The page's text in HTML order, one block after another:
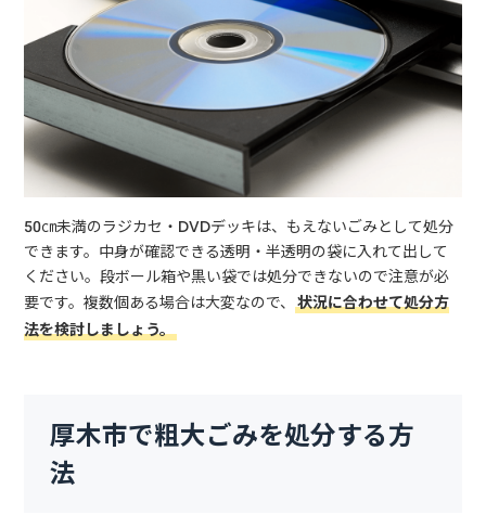
50㎝未満のラジカセ・DVDデッキは、もえないごみとして処分
できます。中身が確認できる透明・半透明の袋に入れて出して
ください。段ボール箱や黒い袋では処分できないので注意が必
要です。複数個ある場合は大変なので、状況に合わせて処分方
法を検討しましょう。
厚木市で粗大ごみを処分する方
法